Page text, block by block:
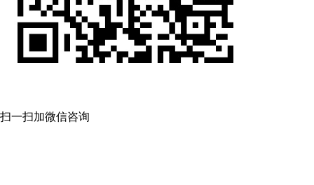
扫一扫加微信咨询